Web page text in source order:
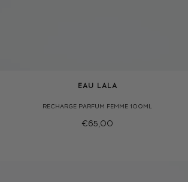
EAU LALA
RECHARGE PARFUM FEMME 100ML
€65,00